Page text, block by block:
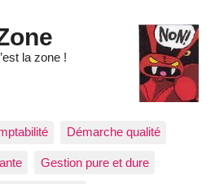
la zone !
Démarche qualité
Gestion pure et dure